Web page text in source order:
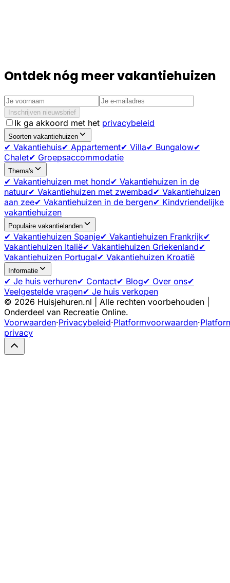
Ontdek nóg meer vakantiehuizen
Inschrijven nieuwsbrief
Ik ga akkoord met het privacybeleid
Soorten vakantiehuizen
✔ Vakantiehuis✔ Appartement✔ Villa✔ Bungalow✔
Chalet✔ Groepsaccommodatie
Thema's
✔ Vakantiehuizen met hond✔ Vakantiehuizen in de
natuur✔ Vakantiehuizen met zwembad✔ Vakantiehuizen
aan zee✔ Vakantiehuizen in de bergen✔ Kindvriendelijke
vakantiehuizen
Populaire vakantielanden
✔ Vakantiehuizen Spanje✔ Vakantiehuizen Frankrijk✔
Vakantiehuizen Italië✔ Vakantiehuizen Griekenland✔
Vakantiehuizen Portugal✔ Vakantiehuizen Kroatië
Informatie
✔ Je huis verhuren✔ Contact✔ Blog✔ Over ons✔
Veelgestelde vragen✔ Je huis verkopen
© 2026 Huisjehuren.nl | Alle rechten voorbehouden |
Onderdeel van Recreatie Online.
Voorwaarden·Privacybeleid·Platformvoorwaarden·
privacy